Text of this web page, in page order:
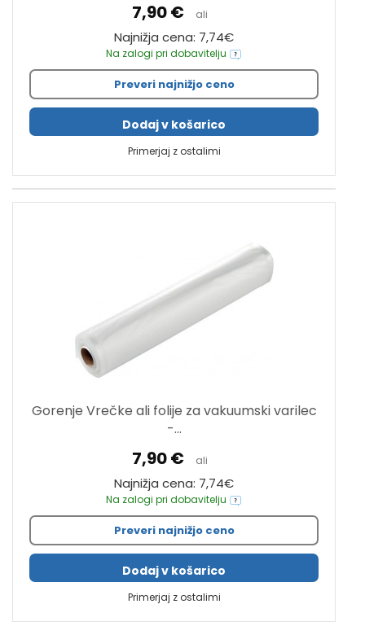
7,90 € ali
Najnižja cena: 7,74€
Na zalogi pri dobavitelju
Preveri najnižjo ceno
Dodaj v košarico
Primerjaj z ostalimi
Gorenje Vrečke ali folije za vakuumski varilec
-...
7,90 € ali
Najnižja cena: 7,74€
Na zalogi pri dobavitelju
Preveri najnižjo ceno
Dodaj v košarico
Primerjaj z ostalimi